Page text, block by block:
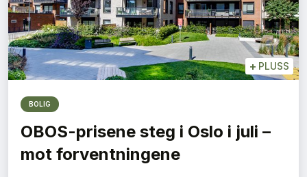
+ PLUSS
BOLIG
OBOS-prisene steg i Oslo i juli –
mot forventningene